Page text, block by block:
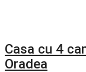
Casa cu 4
Oradea